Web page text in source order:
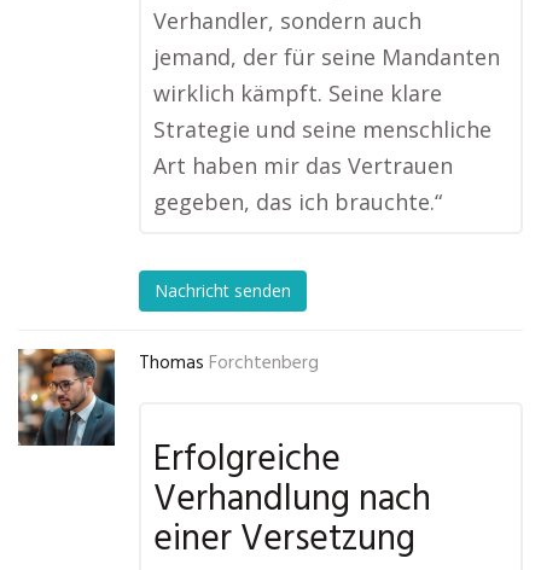
Verhandler, sondern auch
jemand, der für seine Mandanten
wirklich kämpft. Seine klare
Strategie und seine menschliche
Art haben mir das Vertrauen
gegeben, das ich brauchte.“
Nachricht senden
Thomas Forchtenberg
Erfolgreiche
Verhandlung nach
einer Versetzung